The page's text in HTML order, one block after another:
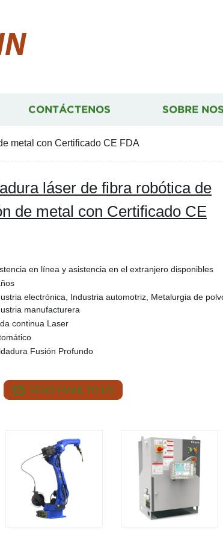
CONTÁCTENOS SOBRE
metal con Certificado CE FDA
láser de fibra robótica de
de metal con Certificado CE
en línea y asistencia en el extranjero disponibles
electrónica, Industria automotriz, Metalurgia de
manufacturera
continua Laser
Fusión Profundo
SEND EMAIL TO US